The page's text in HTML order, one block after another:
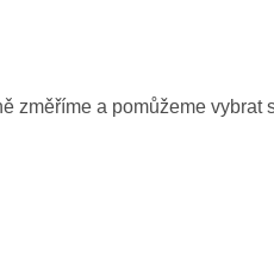
změříme a pomůžeme vybrat